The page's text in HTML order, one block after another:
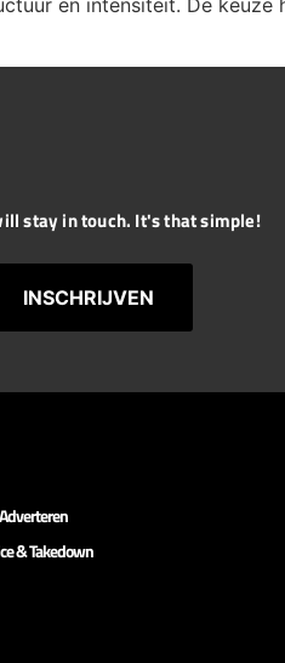
en intensiteit. De keuze
stay in touch. It's that simple!
INSCHRIJVEN
Adverteren
& Takedown